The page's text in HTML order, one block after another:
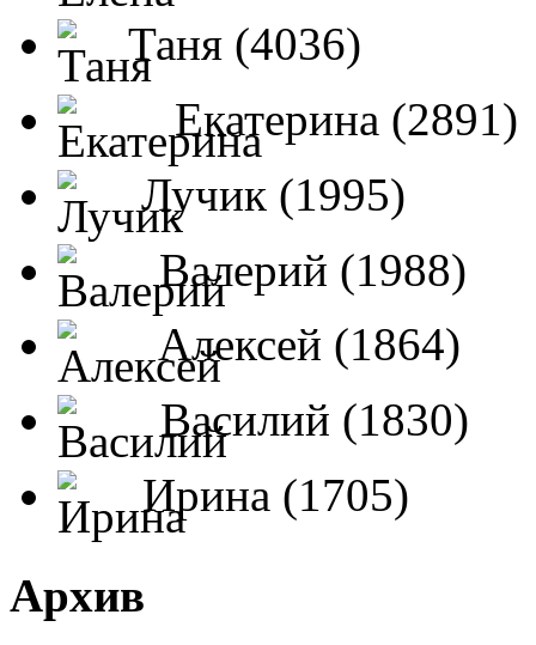
Таня (4036)
Екатерина (2891)
Лучик (1995)
Валерий (1988)
Алексей (1864)
Василий (1830)
Ирина (1705)
Архив